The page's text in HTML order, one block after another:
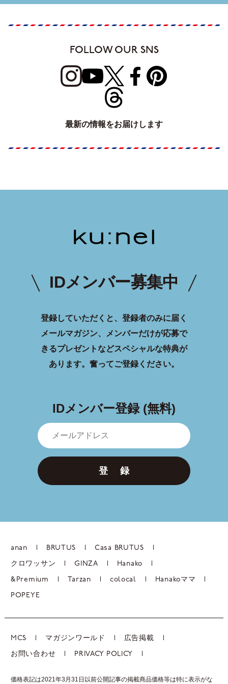
FOLLOW OUR SNS
最新の情報をお届けします
IDメンバー募集中
登録していただくと、登録者のみに届く
メールマガジン、メンバーだけが応募で
きるプレゼントなどスペシャルな特典が
あります。 奮ってご登録ください。
IDメンバー登録 (無料)
登 録
anan BRUTUS Casa BRUTUS
クロワッサン GINZA Hanako
&Premium Tarzan colocal Hanakoママ
POPEYE
MCS マガジンワールド 広告掲載
お問い合わせ PRIVACY POLICY
価格表記は2021年3月31日以前公開記事の掲載商品価格等は特に表示がな